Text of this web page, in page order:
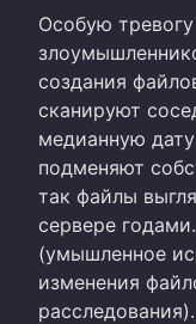
Особую
создания
сканируют
медианную
подменяют
так файлы
сервере
(умышленное
изменения
расследования).